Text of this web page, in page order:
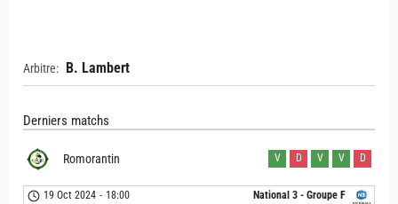
Arbitre: B. Lambert
Derniers matchs
Romorantin V D V V D
National 3 - Groupe F
19 Oct 2024 - 18:00